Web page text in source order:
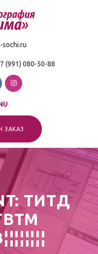
sochi.ru
(991) 080-50-88
ЗАКАЗ
TИTД
в Сочи